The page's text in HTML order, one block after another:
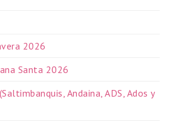
2026
Santa 2026
Andaina, ADS, Ados y